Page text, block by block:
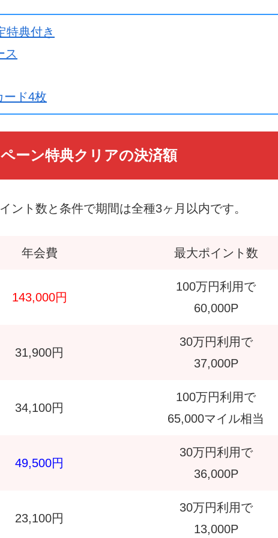
特典付き
ス
ード4枚
ーン特典クリアの決済額
ント数と条件で期間は全種3ヶ月以内です。
年会費 最大ポイント数
143,000円
100万円利用で
60,000P
31,900円
30万円利用で
37,000P
34,100円
100万円利用で
65,000マイル相当
49,500円
30万円利用で
36,000P
23,100円
30万円利用で
13,000P